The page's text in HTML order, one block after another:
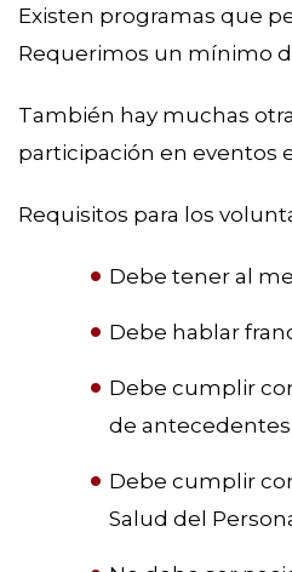
Existen programas que
Requerimos un mínimo
También hay muchas
participación en eventos
Requisitos para los
Debe tener al
Debe hablar
Debe cumplir
de
Debe cumplir
Salud del